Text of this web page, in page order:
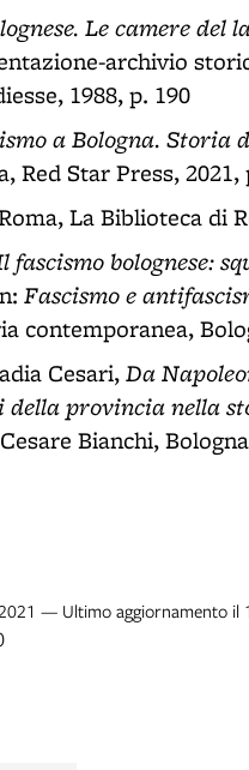
Le camere del
archivio
1988, p. 190
a Bologna. Storia
Red Star Press, 2021,
La Biblioteca di
fascismo bolognese:
Fascismo e
contemporanea,
Cesari,Da
della provincia nella
Bianchi,
— Ultimo aggiornamento il